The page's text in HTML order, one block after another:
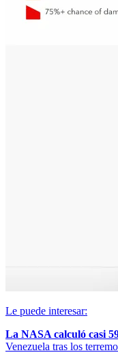
Le puede interesar:
La NASA calculó casi
Venezuela tras los